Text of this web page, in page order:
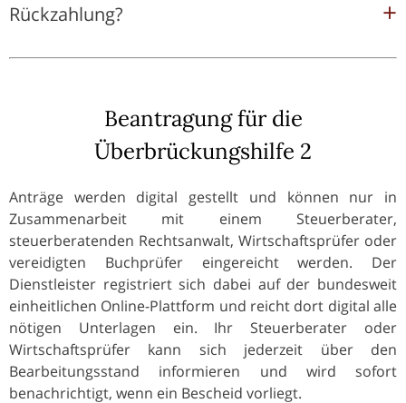
Rückzahlung?
Beantragung für die
Überbrückungshilfe 2
Anträge werden digital gestellt und können nur in
Zusammenarbeit mit einem Steuerberater,
steuerberatenden Rechtsanwalt, Wirtschaftsprüfer oder
vereidigten Buchprüfer eingereicht werden. Der
Dienstleister registriert sich dabei auf der bundesweit
einheitlichen Online-Plattform und reicht dort digital alle
nötigen Unterlagen ein. Ihr Steuerberater oder
Wirtschaftsprüfer kann sich jederzeit über den
Bearbeitungsstand informieren und wird sofort
benachrichtigt, wenn ein Bescheid vorliegt.